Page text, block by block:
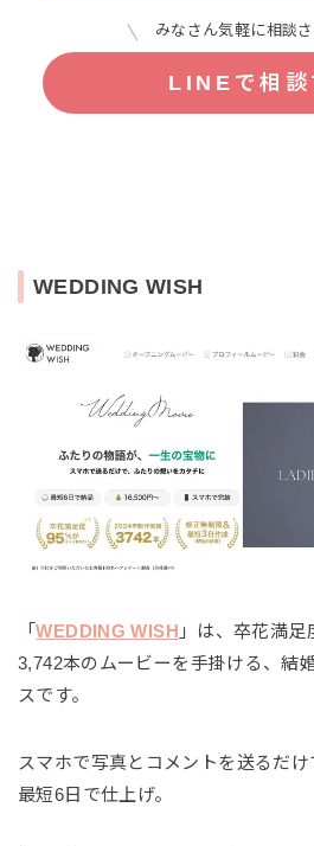
みなさん気軽に相談
LINEで相談
WEDDING WISH
「WEDDING WISH 」は、卒花満足
3,742本のムービーを手掛ける、結
スです。
スマホで写真とコメントを送るだ
最短6日で仕上げ。